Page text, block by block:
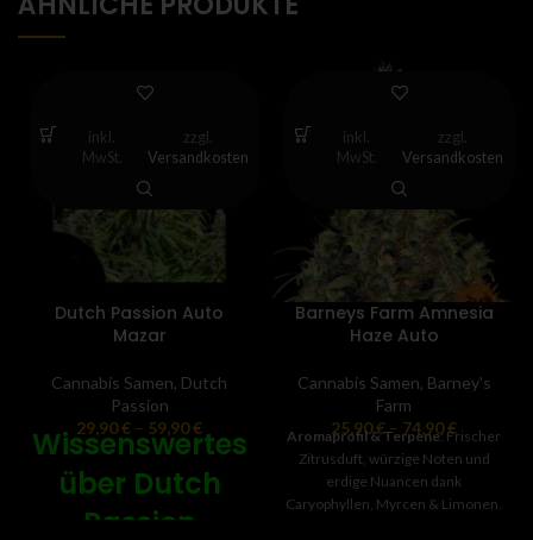
Dutch Passion Auto
Mazar
Cannabis Samen, Dutch
Passion
29,90€ – 59,90€
Wissenswertes
über Dutch
Passion
inkl.
MwSt.
zzgl.
Versandkosten
Barneys Farm Amnesia
Haze Auto
Cannabis Samen, Barney's
Farm
25,90€– 74,90€
Aromaprofil & Terpene: Frischer
Zitrusduft, würzige Noten und
erdige Nuancen dank
Caryophyllen, Myrcen & Limonen.
inkl.
MwSt.
zzgl.
Versandkosten